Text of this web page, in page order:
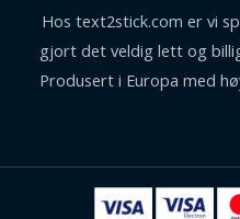
Hos text2stick.com er vi
gjort det veldig lett og
Produsert i Europa med